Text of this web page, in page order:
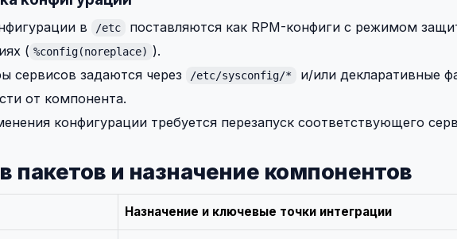
в /etc
поставляются как RPM-конфиги с режимом
( %config(noreplace) ).
сервисов задаются через
/etc/sysconfig/*
и/или декларативные
от компонента.
конфигурации требуется перезапуск соответствующего
пакетов и назначение компонентов
Назначение и ключевые точки интеграции